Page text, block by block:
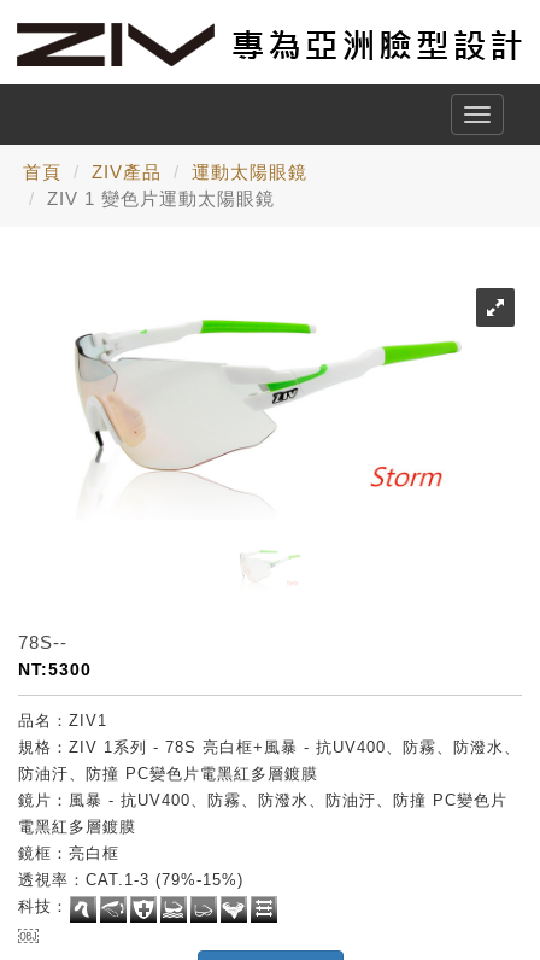
Toggle
首頁 ZIV產品
運動太陽眼鏡
ZIV 1 變色片運動太陽眼鏡
78S--
NT:5300
品名：ZIV1
規格：ZIV 1系列 - 78S 亮白框+風暴 - 抗UV400、防霧、防潑水、
防油汙、防撞 PC變色片電黑紅多層鍍膜
鏡片：風暴 - 抗UV400、防霧、防潑水、防油汙、防撞 PC變色片
電黑紅多層鍍膜
鏡框：亮白框
透視率：CAT.1-3 (79%-15%)
科技：
￼